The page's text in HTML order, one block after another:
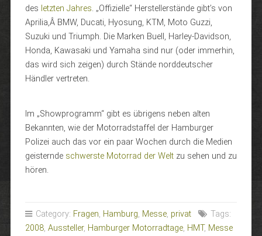
des letzten Jahres. „Offizielle“ Herstellerstände gibt’s von
Aprilia,Â BMW, Ducati, Hyosung, KTM, Moto Guzzi,
Suzuki und Triumph. Die Marken Buell, Harley-Davidson,
Honda, Kawasaki und Yamaha sind nur (oder immerhin,
das wird sich zeigen) durch Stände norddeutscher
Händler vertreten.
Im „Showprogramm“ gibt es übrigens neben alten
Bekannten, wie der Motorradstaffel der Hamburger
Polizei auch das vor ein paar Wochen durch die Medien
geisternde schwerste Motorrad der Weltzu sehen und zu
hören.
Category: Fragen, Hamburg, Messe, privat
Tags:
2008, Aussteller, Hamburger Motorradtage, HMT, Messe